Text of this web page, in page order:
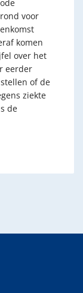
voor
komen
over het
eerder
of de
ziekte
de